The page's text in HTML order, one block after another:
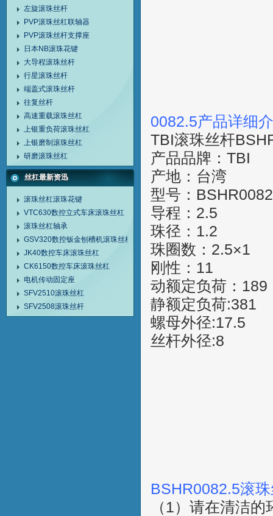
左旋滚珠丝杆
PVP滚珠丝杠联轴器
PVP滚珠丝杆支撑座
日本NB滚珠花键
大导程滚珠丝杆
行星滚珠丝杆
端盖式滚珠丝杆
往复丝杆
高速重载滚珠丝杠
上银重负荷滚珠丝杠
上银磨制滚珠丝杠
研磨滚珠丝杠
丝杠最新资迅
滚珠丝杠滚珠花键
VTC630数控立式车床滚珠丝杠
滚珠丝杠轴承
GSV320数控钣金刨槽机滚珠丝杠
JK40数控车床滚珠丝杠
CK6150数控车床滚珠丝杠
电机传动固定座
SFV2510滚珠丝杠
SFV2508滚珠丝杆
0082.5产品详细
TBI滚珠丝杆
产品品牌：TBI
产地：台湾
型号：
导程：2.5
珠径：1.2
珠圈数：2.5×1
刚性：11
动额定负荷：189
静额定负荷:381
螺母外径:17.5
丝杆外径:8
BSHR0082.5滚
（1）请在清洁